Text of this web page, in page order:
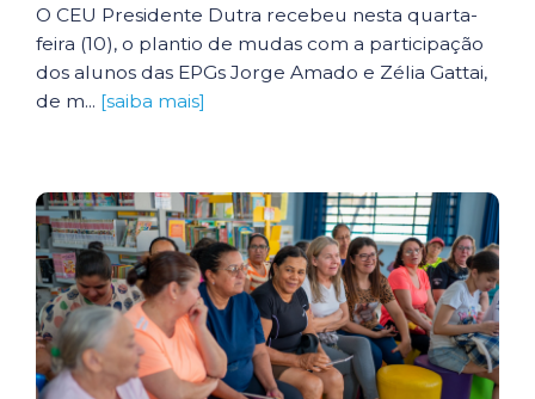
O CEU Presidente Dutra recebeu nesta quarta-
feira (10), o plantio de mudas com a participação
dos alunos das EPGs Jorge Amado e Zélia Gattai,
de m... [saiba mais]